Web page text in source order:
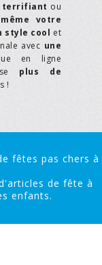
terrifiant ou
votre
style cool et
avec une
en ligne
plus de
!
fêtes pas chers à
de fête à
enfants.